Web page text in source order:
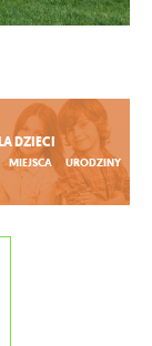
DZIECI
MIEJSCA URODZINY